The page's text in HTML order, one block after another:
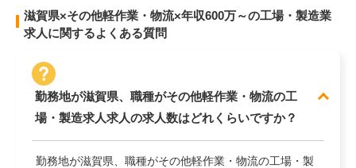
滋賀県×その他軽作業・物流×年収600万～の工場・製造業
求人に関するよくある質問
勤務地が滋賀県、職種がその他軽作業・物流の工
場・製造求人求人の求人数はどれくらいですか？
勤務地が滋賀県、職種がその他軽作業・物流の工場・製